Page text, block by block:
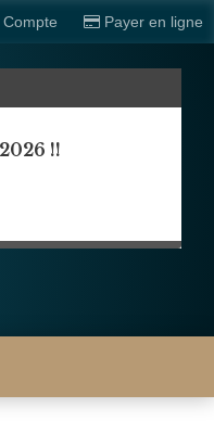
!!
Compte Payer en ligne